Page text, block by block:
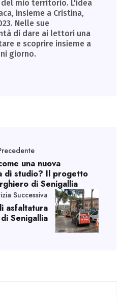
mio territorio. L'idea
insieme a Cristina,
Nelle sue
di dare ai lettori una
e scoprire insieme a
giorno.
una nuova
di studio? Il progetto
di Senigallia
Successiva
asfaltatura
Senigallia